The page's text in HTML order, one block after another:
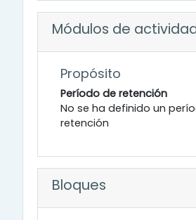
Módulos de
Propósito
Período de retención
No se ha definido un
retención
Bloques